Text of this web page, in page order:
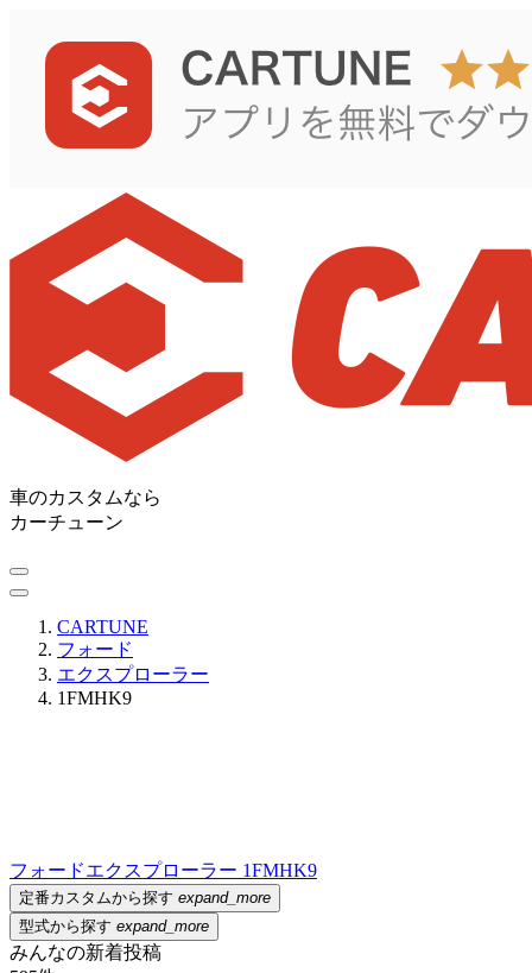
車のカスタムなら
カーチューン
CARTUNE
フォード
エクスプローラー
1FMHK9
フォードエクスプローラー 1FMHK9
定番カスタムから探す expand_more
型式から探す expand_more
みんなの新着投稿